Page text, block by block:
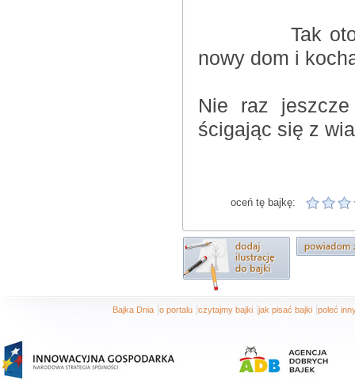
Tak oto dwa
nowy dom i
Nie raz
ścigając się z
oceń tę bajkę:
Bajka Dnia o portalu czytajmy bajki jak pisać bajki poleć